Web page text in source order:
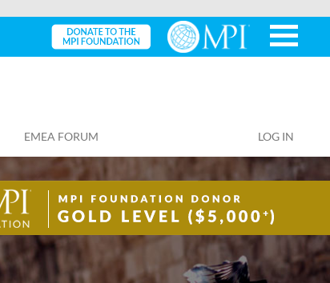
EMEA FORUM LOG IN